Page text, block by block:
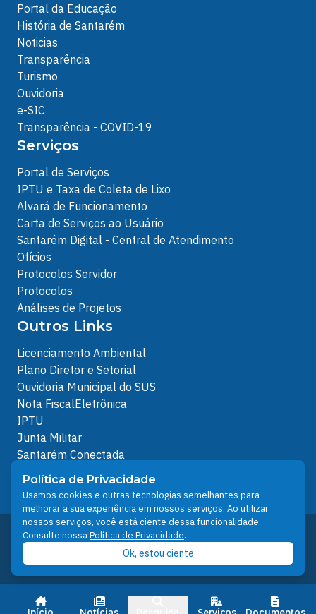
Portal da Educação
História de Santarém
Noticias
Transparência
Turismo
Ouvidoria
e-SIC
Transparência - COVID-19
Serviços
Portal de Serviços
IPTU e Taxa de Coleta de Lixo
Alvará de Funcionamento
Carta de Serviços ao Usuário
Santarém Digital - Central de Atendimento
Ofícios
Protocolos Servidor
Protocolos
Análises de Projetos
Outros Links
Licenciamento Ambiental
Plano Diretor e Setorial
Ouvidoria Municipal do SUS
Nota FiscalEletrônica
IPTU
Junta Militar
Santarém Conectada
Política de Privacidade
People illustrations by Storyset
Desenvolvido pelo Núcleo Técnico de Gestão de
Tecnologia da Informação - NTI
Prefeitura de Santarém © 2026
Política de Privacidade
Usamos cookies e outras tecnologias semelhantes para
melhorar a sua experiência em nossos serviços. Ao utilizar
nossos serviços, você está ciente dessa funcionalidade.
Consulte nossaPolítica de Privacidade.
Ok, estou ciente